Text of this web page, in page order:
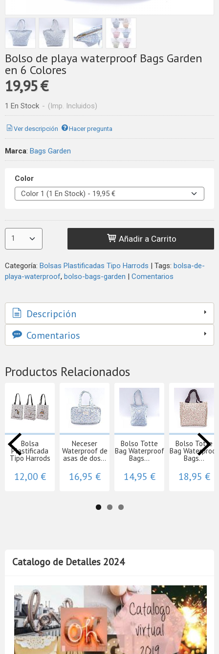
Catalogo de Detalles 2024
Bolso de playa waterproof Bags Garden
en 6 Colores
19,95 €
1 En Stock - (Imp. Incluidos)
Ver descripción Hacer pregunta
Marca: Bags Garden
Color
Añadir a Carrito
Categoría: Bolsas Plastificadas Tipo Harrods | Tags: bolsa-de-
playa-waterproof bolso-bags-garden | Comentarios
Descripción
Comentarios
Productos Relacionados
Bolsa
Plastificada
Tipo Harrods
12,00 €
Neceser
Waterproof de
asas de dos...
16,95 €
Bolso Totte
Bag Waterproof
Bags...
14,95 €
Bolso Totte
Bag Waterproof
Bags...
18,95 €